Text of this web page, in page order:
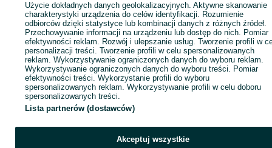
Użycie dokładnych danych geolokalizacyjnych. Aktywne skanowanie
charakterystyki urządzenia do celów identyfikacji. Rozumienie
odbiorców dzięki statystyce lub kombinacji danych z różnych źródeł.
Przechowywanie informacji na urządzeniu lub dostęp do nich. Pomiar
efektywności reklam. Rozwój i ulepszanie usług. Tworzenie profili w
personalizacji treści. Tworzenie profili w celu spersonalizowanych
reklam. Wykorzystywanie ograniczonych danych do wyboru reklam.
Wykorzystywanie ograniczonych danych do wyboru treści. Pomiar
efektywności treści. Wykorzystanie profili do wyboru
spersonalizowanych reklam. Wykorzystywanie profili w celu doboru
spersonalizowanych treści.
Lista partnerów (dostawców)
Akceptuj wszystkie